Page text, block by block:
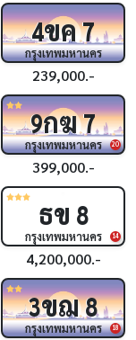
4ขค7
กรุงเทพมหานคร
239,000.-
20
9กฆ7
กรุงเทพมหานคร
399,000.-
14
ธข 8
กรุงเทพมหานคร
4,200,000.-
18
3ขฌ8
กรุงเทพมหานคร